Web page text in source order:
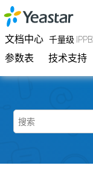
跳转到主要内容
文档中心 千量级
参数表 技术支持
Yeastar千量级